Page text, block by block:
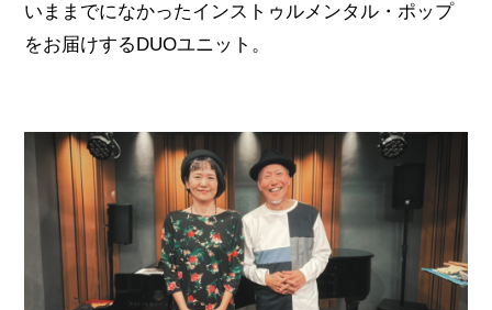
いままでになかったインストゥルメンタル・ポップ
をお届けするDUOユニット。